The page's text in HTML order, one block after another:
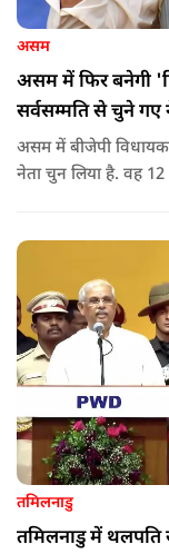
असम
असम में फिर बनेगी
सर्वसम्मति से चुने
असम में बीजेपी विधायक
नेता चुन लिया है. वह 12
तमिलनाडु
तमिलनाडु में थलपति